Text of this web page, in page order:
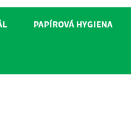
PAPÍROVÁ HYGIENA